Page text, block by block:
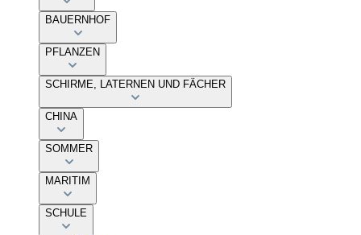
BAUERNHOF
PFLANZEN
SCHIRME, LATERNEN UND FÄCHER
CHINA
SOMMER
MARITIM
SCHULE